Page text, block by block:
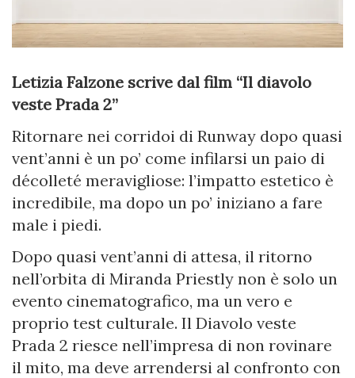
Letizia Falzone scrive dal film “Il diavolo
veste Prada 2”
Ritornare nei corridoi di Runway dopo quasi
vent’anni è un po’ come infilarsi un paio di
décolleté meravigliose: l’impatto estetico è
incredibile, ma dopo un po’ iniziano a fare
male i piedi.
Dopo quasi vent’anni di attesa, il ritorno
nell’orbita di Miranda Priestly non è solo un
evento cinematografico, ma un vero e
proprio test culturale. Il Diavolo veste
Prada 2 riesce nell’impresa di non rovinare
il mito, ma deve arrendersi al confronto con